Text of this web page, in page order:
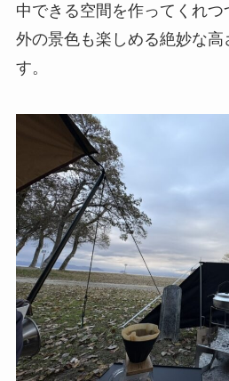
中できる空間を作ってくれつ
外の景色も楽しめる絶妙な
す。